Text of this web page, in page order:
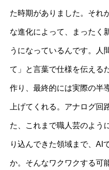
た時期がありました。それ
な進化によって、まったく
うになっているんです。人
て」と言葉で仕様を伝える
作り、最終的には実際の半
上げてくれる。アナログ回
た、これまで職人芸のよう
り込んできた領域まで、AI
か。そんなワクワクする可